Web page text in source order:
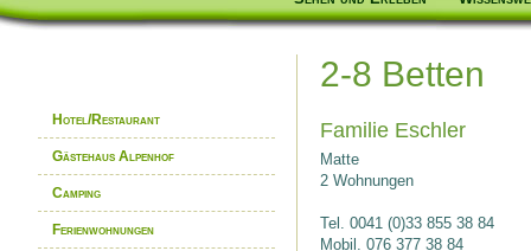
Hotel/Restaurant
Gästehaus Alpenhof
Camping
Ferienwohnungen
2-8 Betten
Familie Eschler
Matte
2 Wohnungen
Tel. 0041 (0)33 855 38 84
Mobil. 076 377 38 84